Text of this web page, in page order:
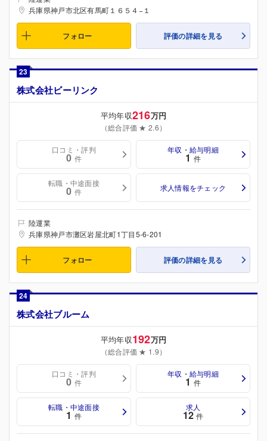
兵庫県神戸市北区有馬町１６５４−１
フォロー 評価の詳細を見る
23
株式会社ビーリンク
平均年収216万円
（総合評価 ★ 2.6）
口コミ・評判
0 件
年収・給与明細
1 件
転職・中途面接
0 件 求人情報をチェック
陸運業
兵庫県神戸市灘区岩屋北町1丁目5-6-201
フォロー 評価の詳細を見る
24
株式会社ブルーム
平均年収192万円
（総合評価 ★ 1.9）
口コミ・評判
0 件
年収・給与明細
1 件
転職・中途面接
1 件
求人
12 件